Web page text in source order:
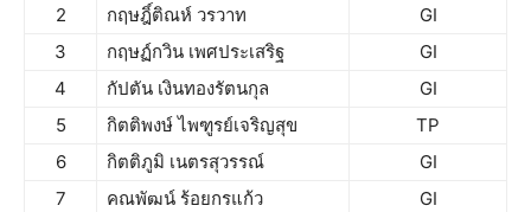
2
กฤษฎิ์ติณห์ วรวาท
GI
3
กฤษฏ์กวิน เพศประเสริฐ
GI
4
กัปตัน เงินทองรัตนกุล
GI
5
กิตติพงษ์ ไพฑูรย์เจริญสุข
TP
6
กิตติภูมิ เนตรสุวรรณ์
GI
7
คณพัฒน์ ร้อยกรแก้ว
GI